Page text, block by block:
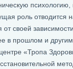
психологию,
роль отводится
своей
в прошлом и
«Тропа